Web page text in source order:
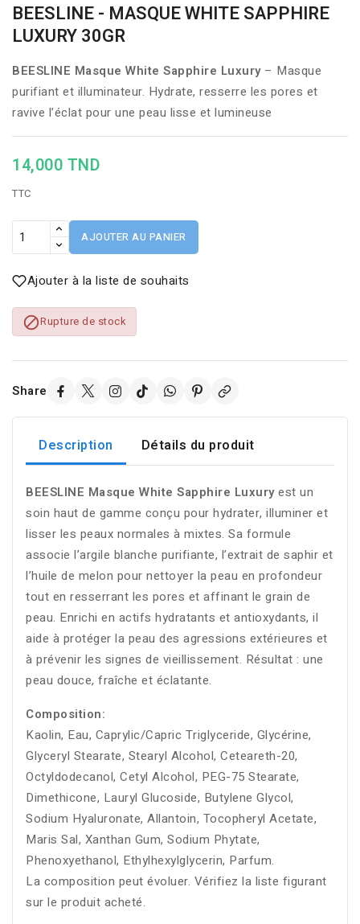
BEESLINE - MASQUE WHITE SAPPHIRE
LUXURY 30GR
BEESLINE Masque White Sapphire Luxury– Masque
purifiant et illuminateur. Hydrate, resserre les pores et
ravive l’éclat pour une peau lisse et lumineuse
14,000 TND
TTC
AJOUTER AU PANIER
Ajouter à la liste de souhaits
Rupture de stock
Share
Description Détails du produit
BEESLINE Masque White Sapphire Luxuryest un
soin haut de gamme conçu pour hydrater, illuminer et
lisser les peaux normales à mixtes. Sa formule
associe l’argile blanche purifiante, l’extrait de saphir et
l’huile de melon pour nettoyer la peau en profondeur
tout en resserrant les pores et affinant le grain de
peau. Enrichi en actifs hydratants et antioxydants, il
aide à protéger la peau des agressions extérieures et
à prévenir les signes de vieillissement. Résultat : une
peau douce, fraîche et éclatante.
Composition:
Kaolin, Eau, Caprylic/Capric Triglyceride, Glycérine,
Glyceryl Stearate, Stearyl Alcohol, Ceteareth-20,
Octyldodecanol, Cetyl Alcohol, PEG-75 Stearate,
Dimethicone, Lauryl Glucoside, Butylene Glycol,
Sodium Hyaluronate, Allantoin, Tocopheryl Acetate,
Maris Sal, Xanthan Gum, Sodium Phytate,
Phenoxyethanol, Ethylhexylglycerin, Parfum.
La composition peut évoluer. Vérifiez la liste figurant
sur le produit acheté.